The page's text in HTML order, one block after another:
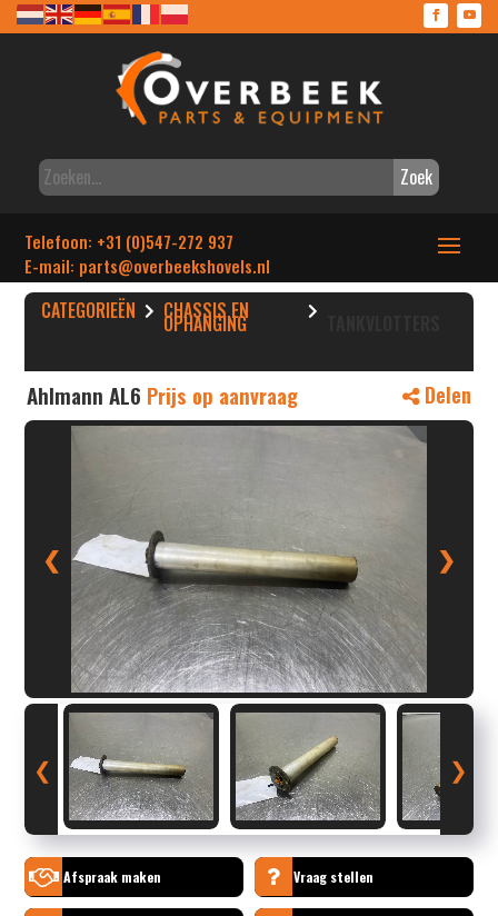
Zoek
Telefoon: +31 (0)547-272 937
E-mail: parts@overbeekshovels.nl
CATEGORIEËN CHASSIS EN
OPHANGING
Ahlmann AL6 Prijs op aanvraag Delen
❮ ❯
❮ ❯
Afspraak maken Vraag stellen